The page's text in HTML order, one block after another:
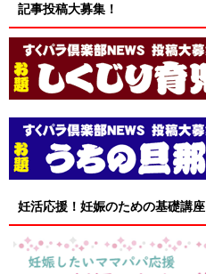
記事投稿大募集！
妊活応援！妊娠のための基礎講座